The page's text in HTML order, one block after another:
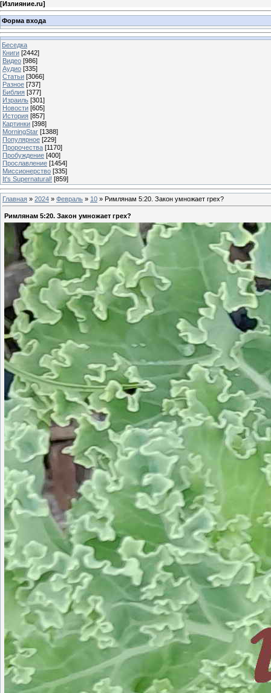
[Излияние.ru]
Форма входа
Беседка
Книги [2442]
Видео [986]
Аудио [335]
Статьи [3066]
Разное [737]
Библия [377]
Израиль [301]
Новости [605]
История [857]
Картинки [398]
MorningStar [1388]
Популярное [229]
Пророчества [1170]
Пробуждение [400]
Прославление [1454]
Миссионерство [335]
It's Supernatural! [859]
Главная » 2024 » Февраль » 10 » Римлянам 5:20. Закон умножает грех?
Римлянам 5:20. Закон умножает грех?